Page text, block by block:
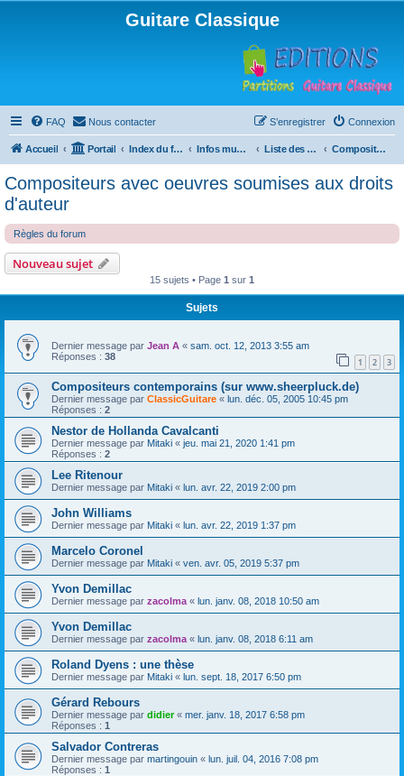
Guitare Classique
FAQ Nous contacter Connexion
S’enregistrer
Accueil Portail Index du forum Infos musicales Liste des compositeurs de musique pour guitare Compositeurs avec oeuvres soumises aux droits d'auteur
Compositeurs avec oeuvres soumises aux droits
d'auteur
Règles du forum
Nouveau sujet
15 sujets • Page 1 sur 1
Sujets
Dernier message par Jean A « sam. oct. 12, 2013 3:55 am
Réponses : 38 1 2 3
Compositeurs contemporains (sur www.sheerpluck.de)
Dernier message par ClassicGuitare « lun. déc. 05, 2005 10:45 pm
Réponses : 2
Nestor de Hollanda Cavalcanti
Dernier message par Mitaki « jeu. mai 21, 2020 1:41 pm
Réponses : 2
Lee Ritenour
Dernier message par Mitaki « lun. avr. 22, 2019 2:00 pm
John Williams
Dernier message par Mitaki « lun. avr. 22, 2019 1:37 pm
Marcelo Coronel
Dernier message par Mitaki « ven. avr. 05, 2019 5:37 pm
Yvon Demillac
Dernier message par zacolma « lun. janv. 08, 2018 10:50 am
Yvon Demillac
Dernier message par zacolma « lun. janv. 08, 2018 6:11 am
Roland Dyens : une thèse
Dernier message par Mitaki « lun. sept. 18, 2017 6:50 pm
Gérard Rebours
Dernier message par didier« mer. janv. 18, 2017 6:58 pm
Réponses : 1
Salvador Contreras
Dernier message par martingouin « lun. juil. 04, 2016 7:08 pm
Réponses : 1